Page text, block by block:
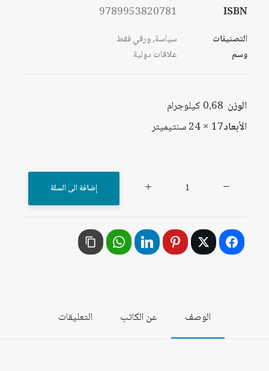
ISBN
9789953820781
التصنيفات سياسة,ورقي فقط
وسم
علاقات دولية
الوزن 0,68 كيلوجرام
الأبعاد17 × 24 سنتيميتر
البريطانية،
إضافة الى السلة
الوصف عن الكاتب التعليقات